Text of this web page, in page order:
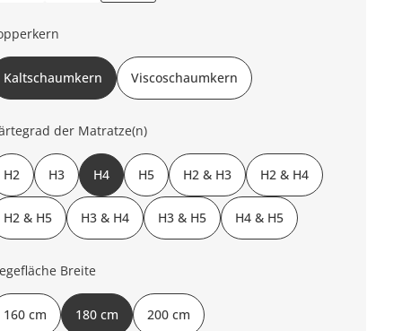
Kaltschaumkern Viscoschaumkern
der Matratze(n)
H2 H3 H4 H5 H2 & H3 H2 & H4
H2 & H5 H3 & H4 H3 & H5 H4 & H5
Breite
160 cm 180 cm 200 cm